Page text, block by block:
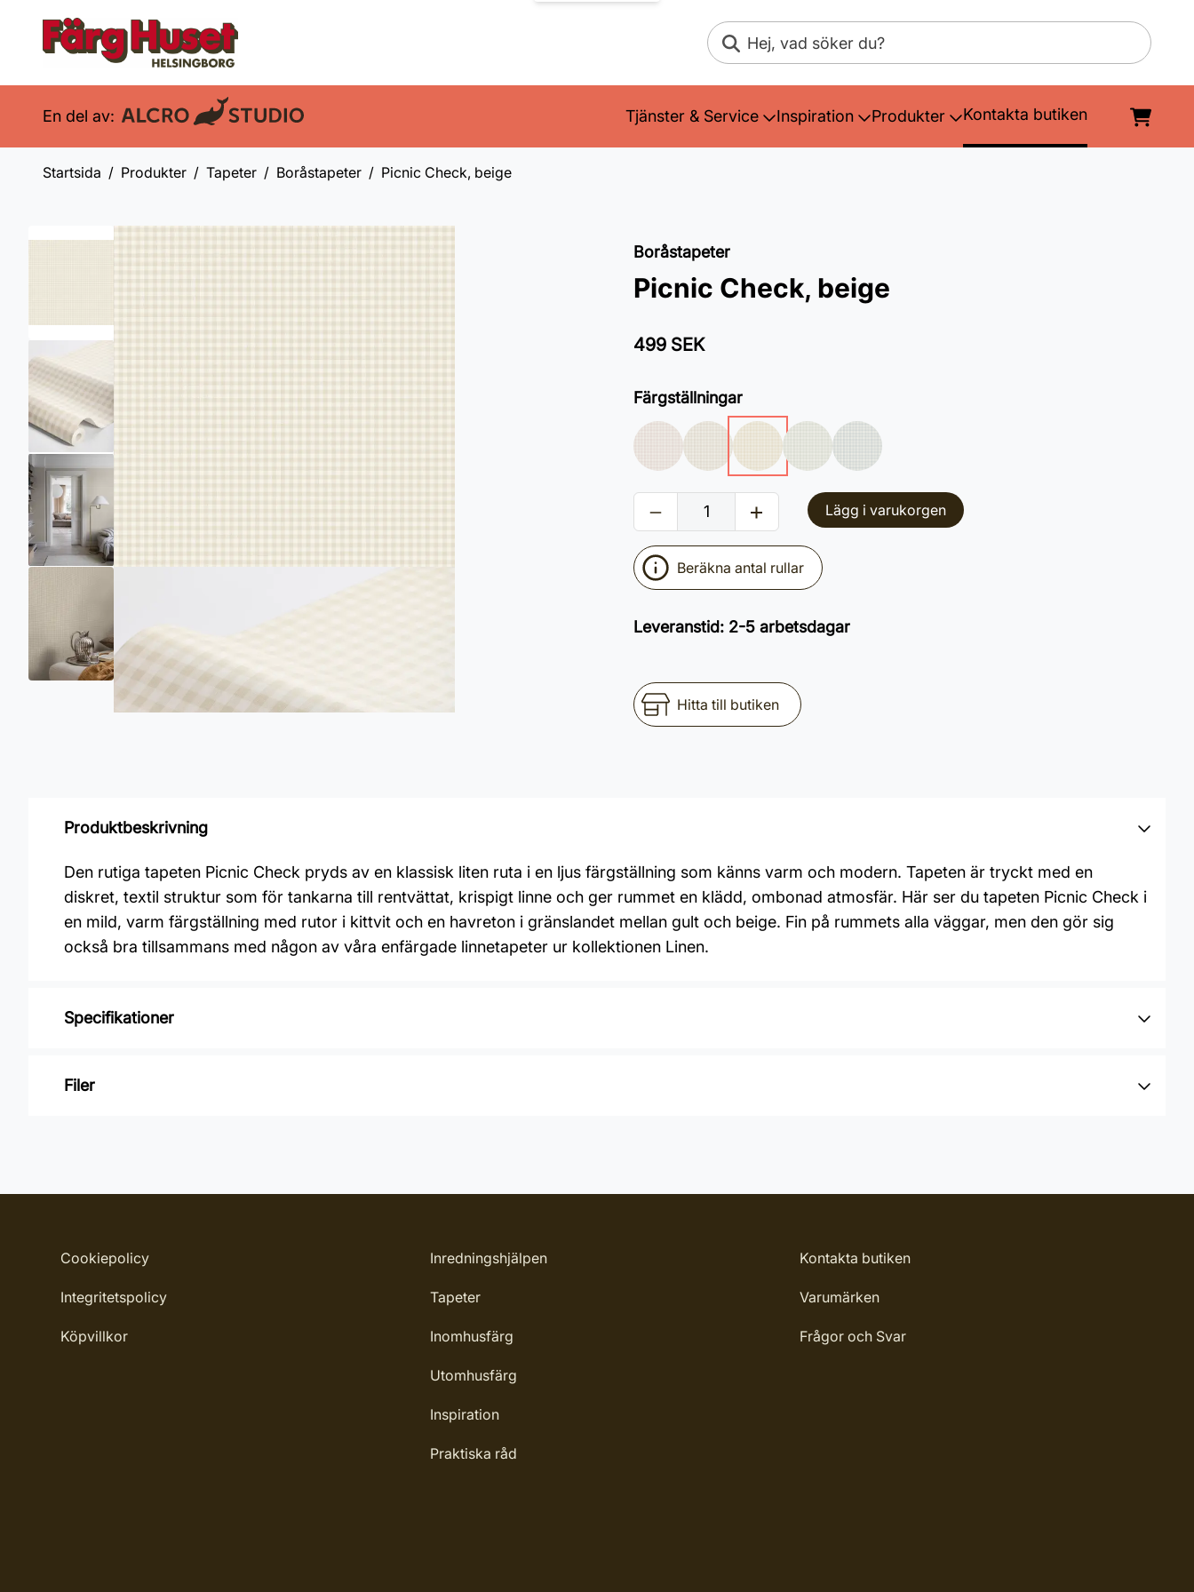
Sök
En del av: Tjänster & Service Inspiration Produkter Kontakta butiken
Startsida Produkter Tapeter Boråstapeter Picnic Check, beige
Boråstapeter
Picnic Check, beige
499 SEK
Färgställningar
Lägg i varukorgen
Beräkna antal rullar
Leveranstid: 2-5 arbetsdagar
Hitta till butiken
Produktbeskrivning
Den rutiga tapeten Picnic Check pryds av en klassisk liten ruta i en ljus färgställning som känns varm och modern. Tapeten är tryckt med en
diskret, textil struktur som för tankarna till rentvättat, krispigt linne och ger rummet en klädd, ombonad atmosfär. Här ser du tapeten Picnic Check i
en mild, varm färgställning med rutor i kittvit och en havreton i gränslandet mellan gult och beige. Fin på rummets alla väggar, men den gör sig
också bra tillsammans med någon av våra enfärgade linnetapeter ur kollektionen Linen.
Specifikationer
Varumärke: Boråstapeter
Mönsterrepetition: 2,65 cm
Rullängd: 10,05 m
Bredd: 0,53 m
Filer
Cookiepolicy
Integritetspolicy
Köpvillkor
Inredningshjälpen
Tapeter
Inomhusfärg
Utomhusfärg
Inspiration
Praktiska råd
Kontakta butiken
Varumärken
Frågor och Svar